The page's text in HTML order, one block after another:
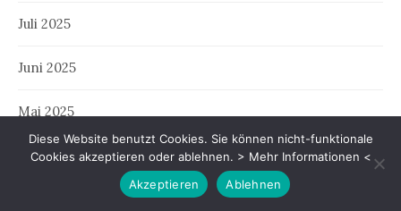
Juli 2025
Juni 2025
Mai 2025
April 2025
Diese Website benutzt Cookies. Sie können nicht-funktionale
Cookies akzeptieren oder ablehnen. > Mehr Informationen <
Akzeptieren
Ablehnen